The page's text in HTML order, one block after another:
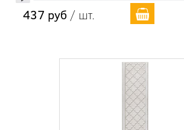
437 руб / шт.